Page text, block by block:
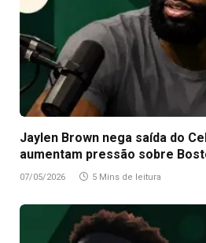
Jaylen Brown nega saída do
aumentam pressão sobre
07/05/2026 5 Mins de leitura